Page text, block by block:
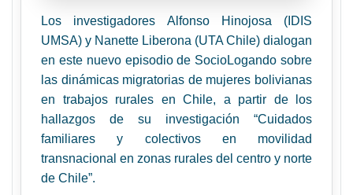
Los investigadores Alfonso Hinojosa (IDIS
UMSA) y Nanette Liberona (UTA Chile) dialogan
en este nuevo episodio de SocioLogando sobre
las dinámicas migratorias de mujeres bolivianas
en trabajos rurales en Chile, a partir de los
hallazgos de su investigación “Cuidados
familiares y colectivos en movilidad
transnacional en zonas rurales del centro y norte
de Chile”.